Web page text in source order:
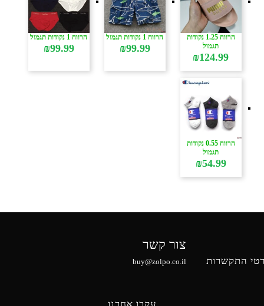
הרווח 1.25 נקודות
תגמול
₪124.99
הרווח 1 נקודות תגמול
₪99.99
הרווח 1 נקודות תגמול
₪99.99
הרווח 0.55 נקודות
תגמול
₪54.99
התקשרות
צור קשר
buy@zolpo.co.il